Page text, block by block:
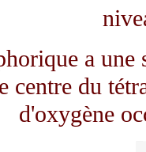
a une
centre du
d'oxygène